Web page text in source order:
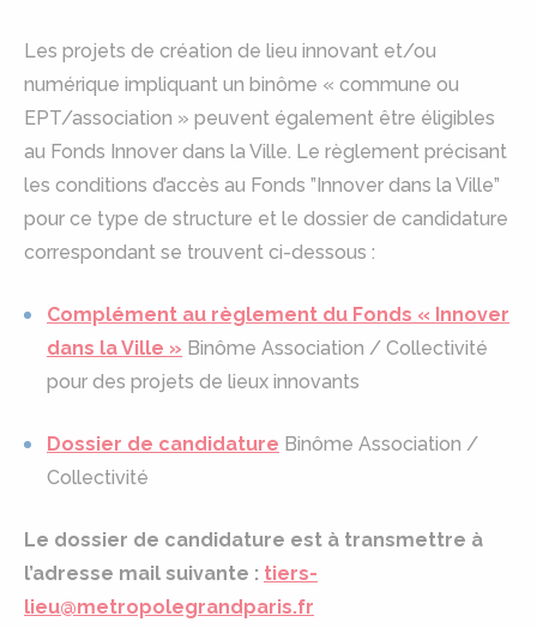
Les projets de création de lieu innovant et/ou
numérique impliquant un binôme « commune ou
EPT/association » peuvent également être éligibles
au Fonds Innover dans la Ville. Le règlement précisant
les conditions d’accès au Fonds ”Innover dans la Ville”
pour ce type de structure et le dossier de candidature
correspondant se trouvent ci-dessous :
Complément au règlement du Fonds « Innover
dans la Ville » Binôme Association / Collectivité
pour des projets de lieux innovants
Dossier de candidature Binôme Association /
Collectivité
Le dossier de candidature est à transmettre à
l’adresse mail suivante : tiers-
lieu@metropolegrandparis.fr